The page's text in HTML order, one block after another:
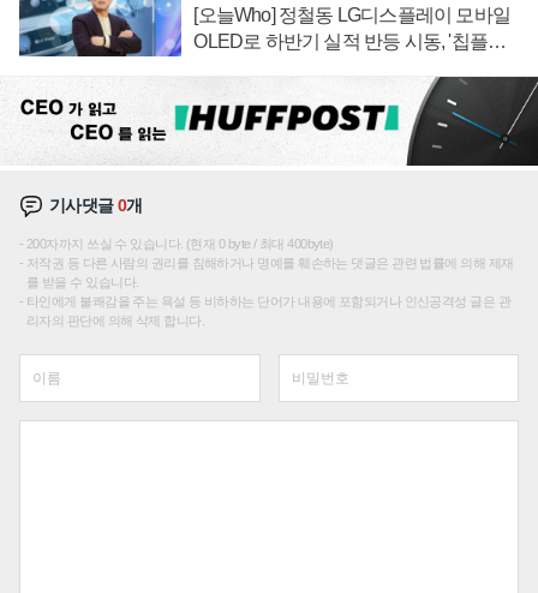
[오늘Who] 정철동 LG디스플레이 모바일
OLED로 하반기 실적 반등 시동, '칩플레
기사댓글0개
200자까지 쓰실 수 있습니다. (현재 0 byte / 최대 400byte)
저작권 등 다른 사람의 권리를 침해하거나 명예를 훼손하는 댓글은 관련 법률에 의해 제재
를 받을 수 있습니다.
타인에게 불쾌감을 주는 욕설 등 비하하는 단어가 내용에 포함되거나 인신공격성 글은 관
리자의 판단에 의해 삭제 합니다.